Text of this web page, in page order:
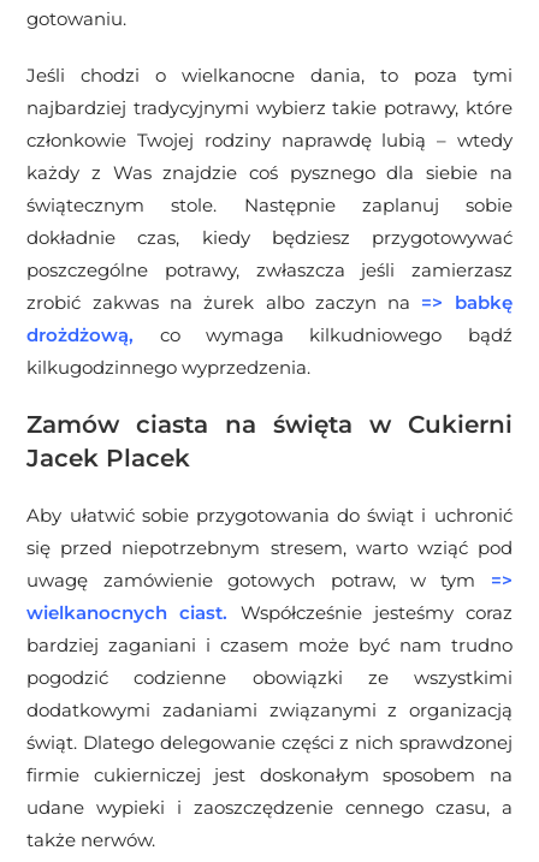
gotowaniu.
Jeśli chodzi o wielkanocne dania, to poza tymi
najbardziej tradycyjnymi wybierz takie potrawy, które
członkowie Twojej rodziny naprawdę lubią – wtedy
każdy z Was znajdzie coś pysznego dla siebie na
świątecznym stole. Następnie zaplanuj sobie
dokładnie czas, kiedy będziesz przygotowywać
poszczególne potrawy, zwłaszcza jeśli zamierzasz
zrobić zakwas na żurek albo zaczyn na => babkę
drożdżową, co wymaga kilkudniowego bądź
kilkugodzinnego wyprzedzenia.
Zamów ciasta na święta w Cukierni
Jacek Placek
Aby ułatwić sobie przygotowania do świąt i uchronić
się przed niepotrzebnym stresem, warto wziąć pod
uwagę zamówienie gotowych potraw, w tym =>
wielkanocnych ciast.
Współcześnie jesteśmy coraz
bardziej zaganiani i czasem może być nam trudno
pogodzić codzienne obowiązki ze wszystkimi
dodatkowymi zadaniami związanymi z organizacją
świąt. Dlatego delegowanie części z nich sprawdzonej
firmie cukierniczej jest doskonałym sposobem na
udane wypieki i zaoszczędzenie cennego czasu, a
także nerwów.